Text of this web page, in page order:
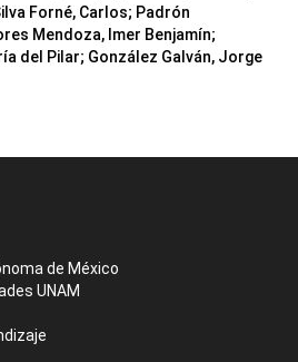
Forné, Carlos; Padrón
Mendoza, Imer Benjamín;
del Pilar; González Galván, Jorge
de México
UNAM